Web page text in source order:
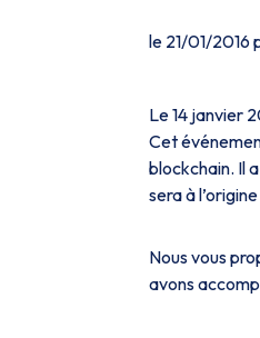
le 21/01/2016
Le 14 janvier
Cet
blockchain. Il
sera à
Nous vous
avons